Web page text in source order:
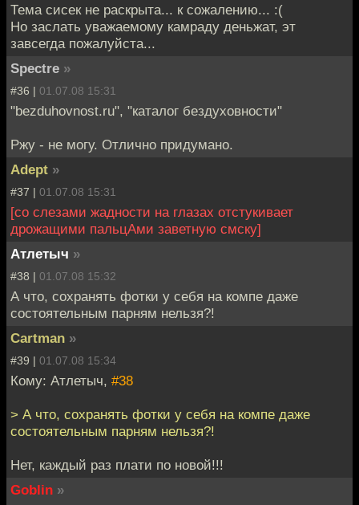
Тема сисек не раскрыта... к сожалению... :(
Но заслать уважаемому камраду деньжат, эт
завсегда пожалуйста...
Spectre »
#36 | 01.07.08 15:31
"bezduhovnost.ru", "каталог бездуховности"
Ржу - не могу. Отлично придумано.
Adept »
#37 | 01.07.08 15:31
[со слезами жадности на глазах отстукивает
дрожащими пальцАми заветную смску]
Атлетыч »
#38 | 01.07.08 15:32
А что, сохранять фотки у себя на компе даже
состоятельным парням нельзя?!
Cartman »
#39 | 01.07.08 15:34
Кому: Атлетыч, #38
> А что, сохранять фотки у себя на компе даже
состоятельным парням нельзя?!
Нет, каждый раз плати по новой!!!
Goblin »